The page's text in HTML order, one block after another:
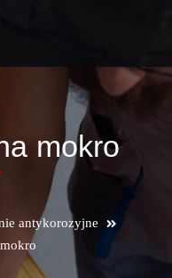
mokro
antykorozyjne